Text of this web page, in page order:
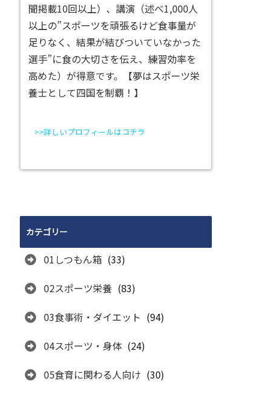
聞掲載10回以上）、講演（述べ1,000人
以上の”スポーツを頑張るけど食事量が
足りなく、結果が結びついていなかった
選手”に食の大切さを伝え、練習効率を
高めた）が得意です。【夢はスポーツ栄
養士として四国を制覇！】
>>詳しいプロフィールはコチラ
カテゴリー
01しつもん箱 (33)
02スポーツ栄養 (83)
03食事術・ダイエット (94)
04スポーツ・身体 (24)
05食育に関わる人向け (30)